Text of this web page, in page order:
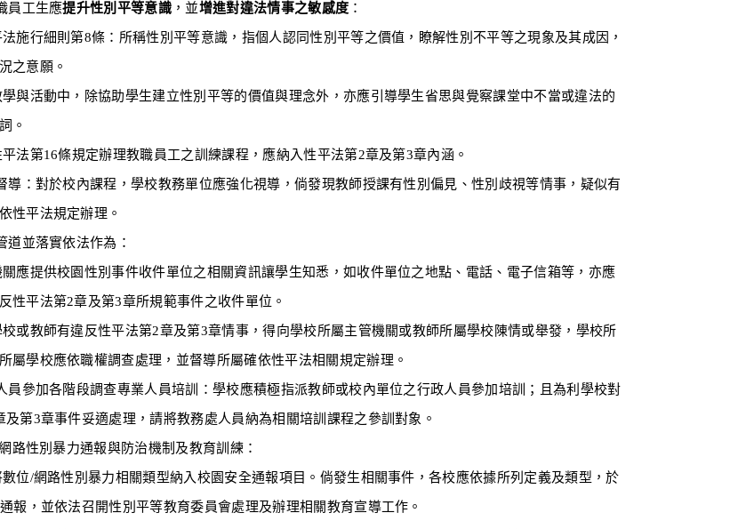
員工生應提升性別平等意識 ，並增進對違法情事之敏感度 ：
細則第8條：所稱性別平等意識，指個人認同性別平等之價值，瞭解性別不平等之現象及其成因，
之意願。
動中，除協助學生建立性別平等的價值與理念外，亦應引導學生省思與覺察課堂中不當或違法的
。
16條規定辦理教職員工之訓練課程，應納入性平法第2章及第3章內涵。
： 對於校內課程，學校教務單位應強化視導，倘發現教師授課有性別偏見、性別歧視等情事，疑似有
性平法規定辦理。
並落實依法作為：
供校園性別事件收件單位之相關資訊讓學生知悉，如收件單位之地點、電話、電子信箱等，亦應
性平法第2章及第3章所規範事件之收件單位。
師有違反性平法第2章及第3章情事，得向學校所屬主管機關或教師所屬學校陳情或舉發，學校所
屬學校應依職權調查處理，並督導所屬確依性平法相關規定辦理。
員參加各階段調查專業人員培訓：學校應積極指派教師或校內單位之行政人員參加培訓；且為利學校對
及第3章事件妥適處理，請將教務處人員納為相關培訓課程之參訓對象。
路性別暴力通報與防治機制及教育訓練：
網路性別暴力相關類型納入校園安全通報項目。倘發生相關事件，各校應依據所列定義及類型，於
報，並依法召開性別平等教育委員會處理及辦理相關教育宣導工作。